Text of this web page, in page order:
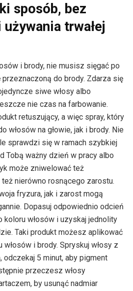
sposób, bez
trwałej
i brody, nie musisz sięgać po
do brody. Zdarza się
siwe włosy albo
nie czas na farbowanie.
retuszujący, a więc spray, który
włosów na głowie, jak i brody. Nie
sprawdzi się w ramach szybkiej
Tobą ważny dzień w pracy albo
może zniwelować też
nierówno rosnącego zarostu.
fryzura, jak i zarost mogą
Dopasuj odpowiednio odcień
koloru włosów i uzyskaj jednolity
Taki produkt możesz aplikować
i brody. Spryskuj włosy z
odczekaj 5 minut, aby pigment
przeczesz włosy
by usunąć nadmiar